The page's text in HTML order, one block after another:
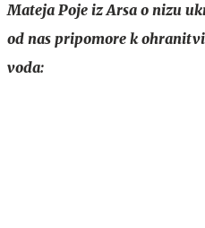
Mateja Poje iz Arsa o nizu
od nas pripomore k
voda: